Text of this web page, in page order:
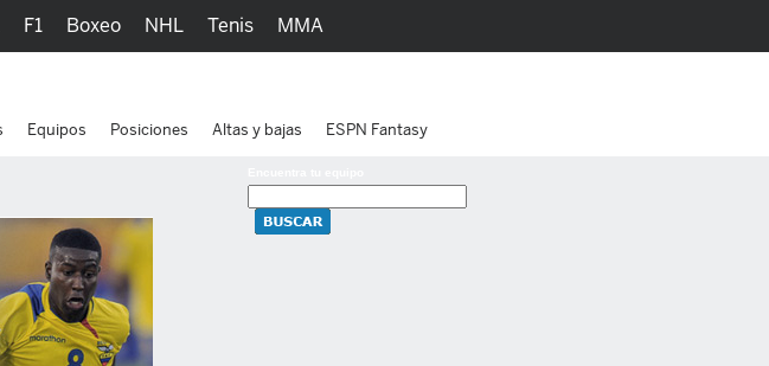
F1 Boxeo NHL Tenis MMA
Equipos Posiciones Altas y bajas ESPN Fantasy